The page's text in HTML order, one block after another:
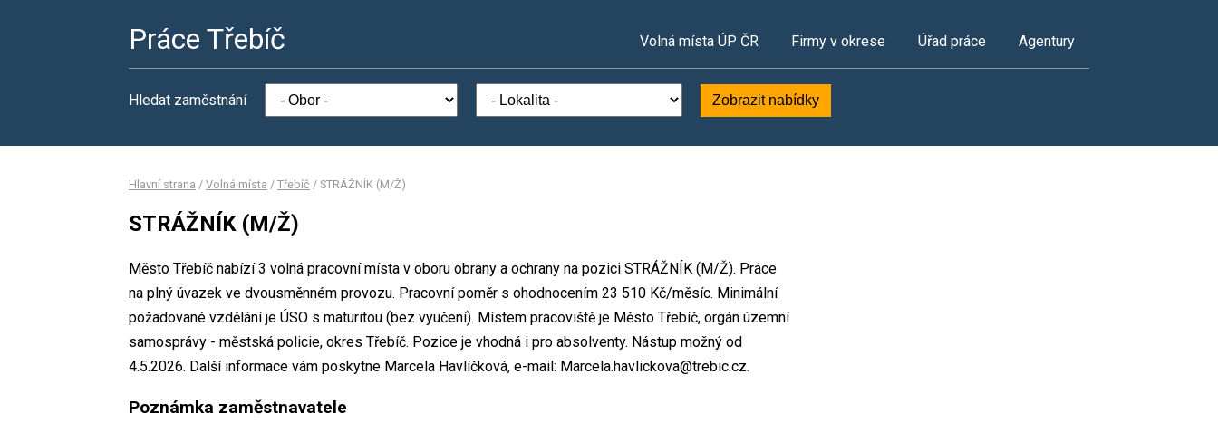
Práce Třebíč Volná místa ÚP ČR Firmy v okrese Úřad práce Agentury
Hledat zaměstnání Zobrazit nabídky
Hlavní strana / Volná místa / Třebíč / STRÁŽNÍK (M/Ž)
STRÁŽNÍK (M/Ž)
Město Třebíč nabízí 3 volná pracovní místa v oboru obrany a ochrany na pozici STRÁŽNÍK (M/Ž). Práce
na plný úvazek ve dvousměnném provozu. Pracovní poměr s ohodnocením 23 510 Kč/měsíc. Minimální
požadované vzdělání je ÚSO s maturitou (bez vyučení). Místem pracoviště je Město Třebíč, orgán územní
samosprávy - městská policie, okres Třebíč. Pozice je vhodná i pro absolventy. Nástup možný od
4.5.2026. Další informace vám poskytne Marcela Havlíčková, e-mail: Marcela.havlickova@trebic.cz.
Poznámka zaměstnavatele